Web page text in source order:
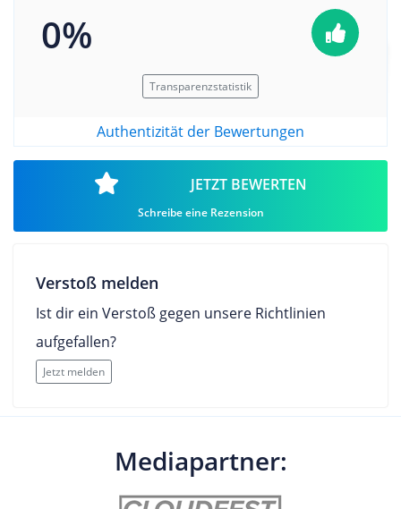
0%
Transparenzstatistik
Authentizität der Bewertungen
JETZT BEWERTEN
Schreibe eine Rezension
Verstoß melden
Ist dir ein Verstoß gegen unsere Richtlinien
aufgefallen?
Jetzt melden
Mediapartner: